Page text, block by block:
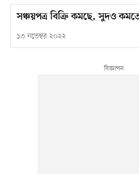
সঞ্চয়পত্র বিক্রি কমছে, সুদও
১৩ নভেম্বর ২০২২